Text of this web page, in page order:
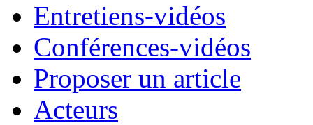
Entretiens-vidéos
Conférences-vidéos
Proposer un article
Acteurs